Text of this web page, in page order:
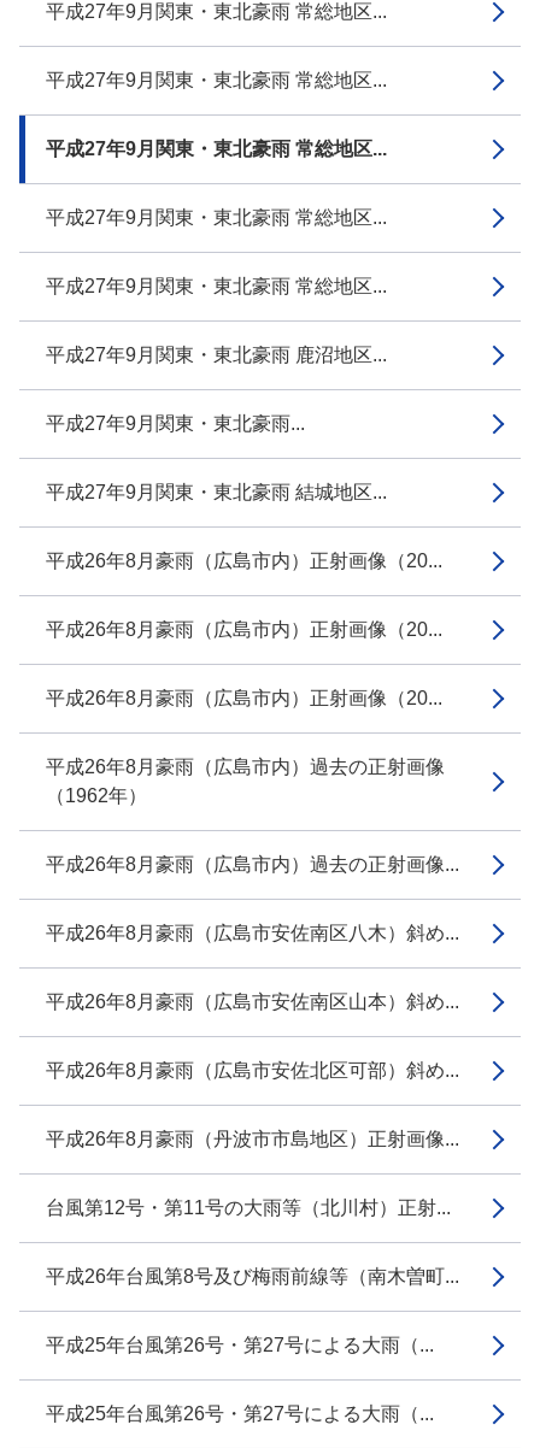
平成27年9月関東・東北豪雨 常総地区...
平成27年9月関東・東北豪雨 常総地区...
平成27年9月関東・東北豪雨 常総地区...
平成27年9月関東・東北豪雨 常総地区...
平成27年9月関東・東北豪雨 常総地区...
平成27年9月関東・東北豪雨 鹿沼地区...
平成27年9月関東・東北豪雨...
平成27年9月関東・東北豪雨 結城地区...
平成26年8月豪雨（広島市内）正射画像（20...
平成26年8月豪雨（広島市内）正射画像（20...
平成26年8月豪雨（広島市内）正射画像（20...
平成26年8月豪雨（広島市内）過去の正射画像
（1962年）
平成26年8月豪雨（広島市内）過去の正射画像...
平成26年8月豪雨（広島市安佐南区八木）斜め...
平成26年8月豪雨（広島市安佐南区山本）斜め...
平成26年8月豪雨（広島市安佐北区可部）斜め...
平成26年8月豪雨（丹波市市島地区）正射画像...
台風第12号・第11号の大雨等（北川村）正射...
平成26年台風第8号及び梅雨前線等（南木曽町...
平成25年台風第26号・第27号による大雨（...
平成25年台風第26号・第27号による大雨（...